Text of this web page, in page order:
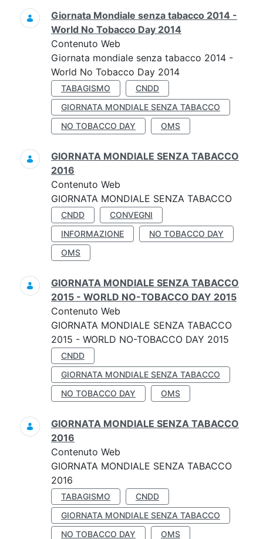
Giornata Mondiale senza tabacco 2014 -
World No Tobacco Day 2014
Contenuto Web
Giornata mondiale senza tabacco 2014 -
World No Tobacco Day 2014
TABAGISMO
CNDD
GIORNATA MONDIALE SENZA TABACCO
NO TOBACCO DAY
OMS
GIORNATA MONDIALE SENZA TABACCO
2016
Contenuto Web
GIORNATA MONDIALE SENZA TABACCO
CNDD
CONVEGNI
INFORMAZIONE
NO TOBACCO DAY
OMS
GIORNATA MONDIALE SENZA TABACCO
2015 - WORLD NO-TOBACCO DAY 2015
Contenuto Web
GIORNATA MONDIALE SENZA TABACCO
2015 - WORLD NO-TOBACCO DAY 2015
CNDD
GIORNATA MONDIALE SENZA TABACCO
NO TOBACCO DAY
OMS
GIORNATA MONDIALE SENZA TABACCO
2016
Contenuto Web
GIORNATA MONDIALE SENZA TABACCO
2016
TABAGISMO
CNDD
GIORNATA MONDIALE SENZA TABACCO
NO TOBACCO DAY
OMS